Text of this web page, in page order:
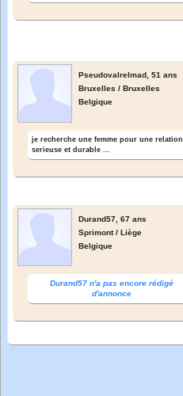
Pseudovalrelmad, 51 ans
Bruxelles / Bruxelles
Belgique
je recherche une femme pour une relation
serieuse et durable ...
Durand57, 67 ans
Sprimont / Liège
Belgique
Durand57 n'a pas encore rédigé
d'annonce